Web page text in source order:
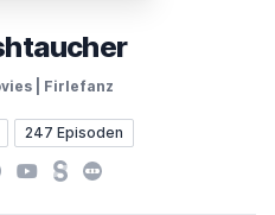
| Firlefanz
247 Episoden
YouTube
SteadyLetterboxd